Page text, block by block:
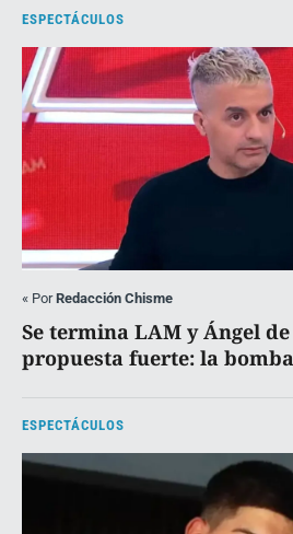
ESPECTÁCULOS
« PorRedacción Chisme
Se termina LAM y Ángel
propuesta fuerte: la
ESPECTÁCULOS